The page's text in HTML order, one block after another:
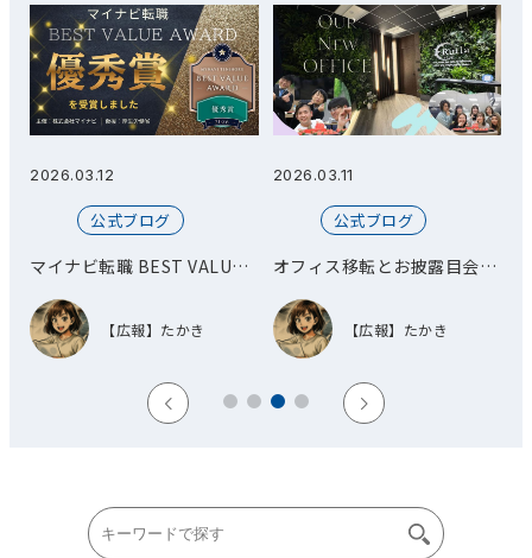
2026.03.11
公式ブログ
オフィス移転とお披露目会を
開催しました！
【広報】たかき
2026.07.30
公式ブログ
第8期全社員懇親会
【広報】たかき